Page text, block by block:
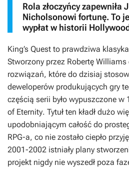
Rola złoczyńcy zapewniła
Nicholsonowi fortunę. To
wypłat w historii
King’s Quest to prawdziwa
Stworzony przez Robertę
rozwiązań, które do dzisiaj
deweloperów produkujących gry
częścią serii było wypuszczone w
of Eternity. Tytuł ten kładł dużo
upodobniającym całość do
RPG-a, co nie zostało ciepło
2001-2002 istniały plany
projekt nigdy nie wyszedł poza